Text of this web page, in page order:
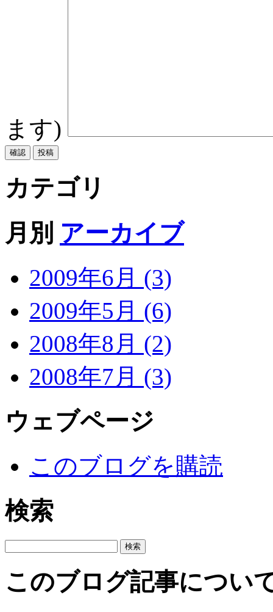
ます)
カテゴリ
月別 アーカイブ
2009年6月 (3)
2009年5月 (6)
2008年8月 (2)
2008年7月 (3)
ウェブページ
このブログを購読
検索
このブログ記事につい